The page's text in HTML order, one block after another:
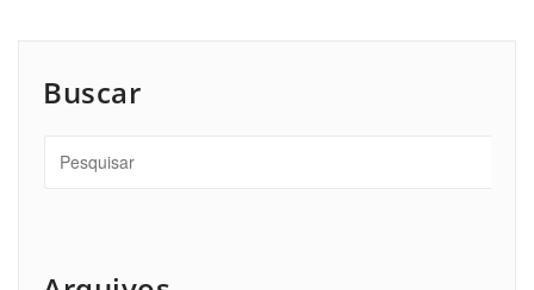
Buscar